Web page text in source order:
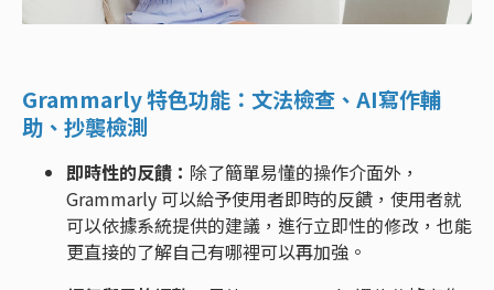
Grammarly 特色功能：文法檢查、AI寫作輔
助、抄襲檢測
即時性的反饋： 除了簡單易懂的操作介面外，
Grammarly 可以給予使用者即時的反饋，使用者就
可以依據系統提供的建議，進行立即性的修改，也能
更直接的了解自己有哪裡可以再加強。